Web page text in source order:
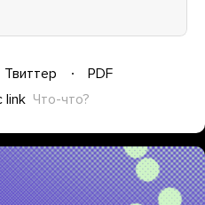
Твиттер
PDF
link Что-что?